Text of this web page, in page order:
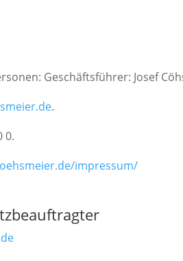
Geschäftsführer: Josef
.
0.
impressum/